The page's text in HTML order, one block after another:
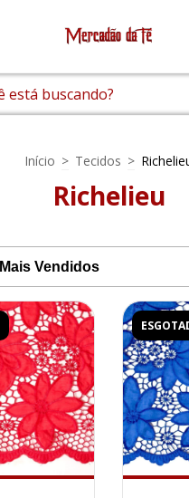
Início > Tecidos >
Richelieu